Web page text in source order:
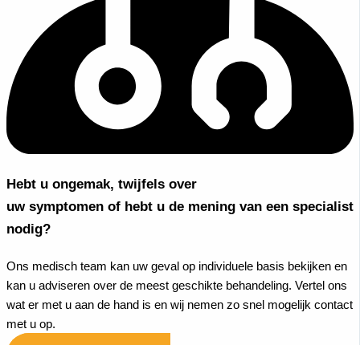
Hebt u ongemak, twijfels over
uw symptomen of hebt u de mening van een specialist
nodig?
Ons medisch team kan uw geval op individuele basis bekijken en
kan u adviseren over de meest geschikte behandeling. Vertel ons
wat er met u aan de hand is en wij nemen zo snel mogelijk contact
met u op.